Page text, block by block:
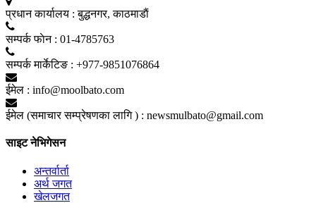
प्रधान कार्यालय : बुद्धनगर, काठमाडाैं
सम्पर्क फाेन : 01-4785763
सम्पर्क मार्केटिङ : +977-9851076864
ईमेल : info@moolbato.com
ईमेल (समाचार सम्प्रेषणका लागि ) : newsmulbato@gmail.com
साइट नेभिगेसन
अन्तर्वार्ता
अर्थ जगत
खेलजगत